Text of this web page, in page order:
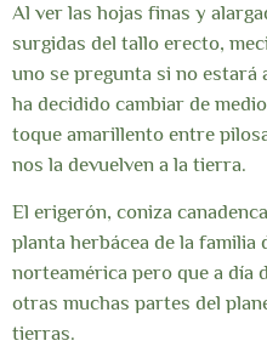
Al ver las hojas finas y
surgidas del tallo erecto,
uno se pregunta si no estará
ha decidido cambiar de
toque amarillento entre
nos la devuelven a la tierra.
El erigerón, coniza
planta herbácea de la familia
norteamérica pero que a día
otras muchas partes del
tierras.